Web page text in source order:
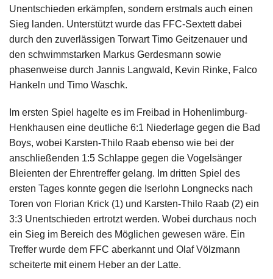
Unentschieden erkämpfen, sondern erstmals auch einen
Sieg landen. Unterstützt wurde das FFC-Sextett dabei
durch den zuverlässigen Torwart Timo Geitzenauer und
den schwimmstarken Markus Gerdesmann sowie
phasenweise durch Jannis Langwald, Kevin Rinke, Falco
Hankeln und Timo Waschk.
Im ersten Spiel hagelte es im Freibad in Hohenlimburg-
Henkhausen eine deutliche 6:1 Niederlage gegen die Bad
Boys, wobei Karsten-Thilo Raab ebenso wie bei der
anschließenden 1:5 Schlappe gegen die Vogelsänger
Bleienten der Ehrentreffer gelang. Im dritten Spiel des
ersten Tages konnte gegen die Iserlohn Longnecks nach
Toren von Florian Krick (1) und Karsten-Thilo Raab (2) ein
3:3 Unentschieden ertrotzt werden. Wobei durchaus noch
ein Sieg im Bereich des Möglichen gewesen wäre. Ein
Treffer wurde dem FFC aberkannt und Olaf Völzmann
scheiterte mit einem Heber an der Latte.